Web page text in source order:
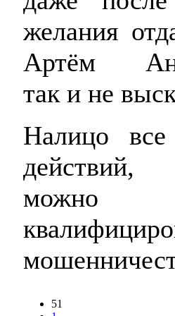
желания
Артём
так и не
Налицо все
действий,
можно
51